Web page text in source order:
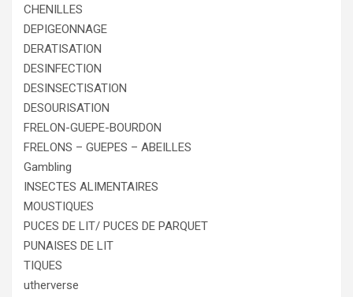
CHENILLES
DEPIGEONNAGE
DERATISATION
DESINFECTION
DESINSECTISATION
DESOURISATION
FRELON-GUEPE-BOURDON
FRELONS – GUEPES – ABEILLES
Gambling
INSECTES ALIMENTAIRES
MOUSTIQUES
PUCES DE LIT/ PUCES DE PARQUET
PUNAISES DE LIT
TIQUES
utherverse